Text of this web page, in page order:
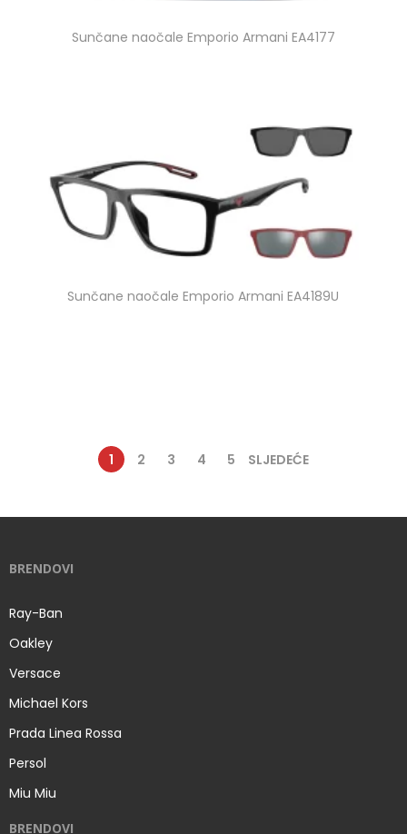
Sunčane naočale Emporio Armani EA4177
Sunčane naočale Emporio Armani EA4189U
1 2 3 4 5 SLJEDEĆE
BRENDOVI
Ray-Ban
Oakley
Versace
Michael Kors
Prada Linea Rossa
Persol
Miu Miu
BRENDOVI